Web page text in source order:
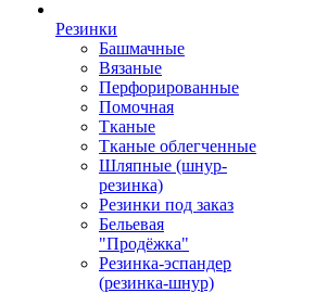
Резинки
Башмачные
Вязаные
Перфорированные
Помочная
Тканые
Тканые облегченные
Шляпные (шнур-
резинка)
Резинки под заказ
Бельевая
"Продёжка"
Резинка-эспандер
(резинка-шнур)